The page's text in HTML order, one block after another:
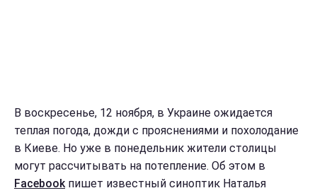
В воскресенье, 12 ноября, в Украине ожидается
теплая погода, дожди с прояснениями и похолодание
в Киеве. Но уже в понедельник жители столицы
могут рассчитывать на потепление. Об этом в
Facebookпишет известный синоптик Наталья